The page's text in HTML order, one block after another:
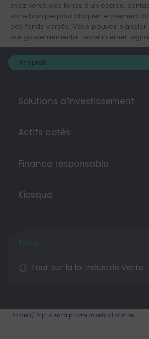
avez versé des fonds à un escroc,
votre banque pour bloquer le virement
des fonds versés. Vous pouvez
site gouvernemental : www.internet-
Mon profil :
Solutions d'investissement
Actifs cotés
Finance responsable
Kiosque
Tout sur la loi Industrie Verte
Accueil Fcpr sienna private assets allocation